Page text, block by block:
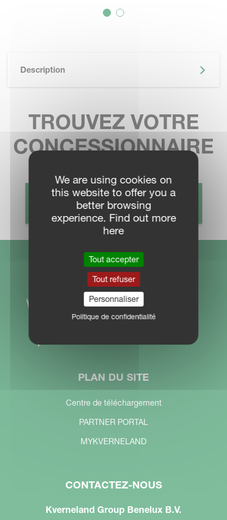
Description
TROUVEZ VOTRE
CONCESSIONNAIRE
CONTACT COMMERCIAL
PLAN DU SITE
Centre de téléchargement
PARTNER PORTAL
MYKVERNELAND
CONTACTEZ-NOUS
Kverneland Group Benelux B.V.
We are using cookies on
this website to offer you a
better browsing
experience. Find out more
here
Tout accepter
Tout refuser
Personnaliser
Politique de confidentialité